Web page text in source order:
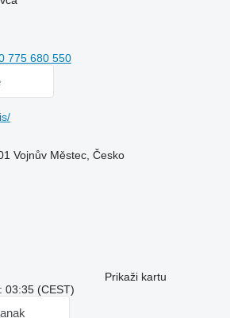
775 680 550
Vojnův Městec, Česko
Prikaži kartu
03:35 (CEST)